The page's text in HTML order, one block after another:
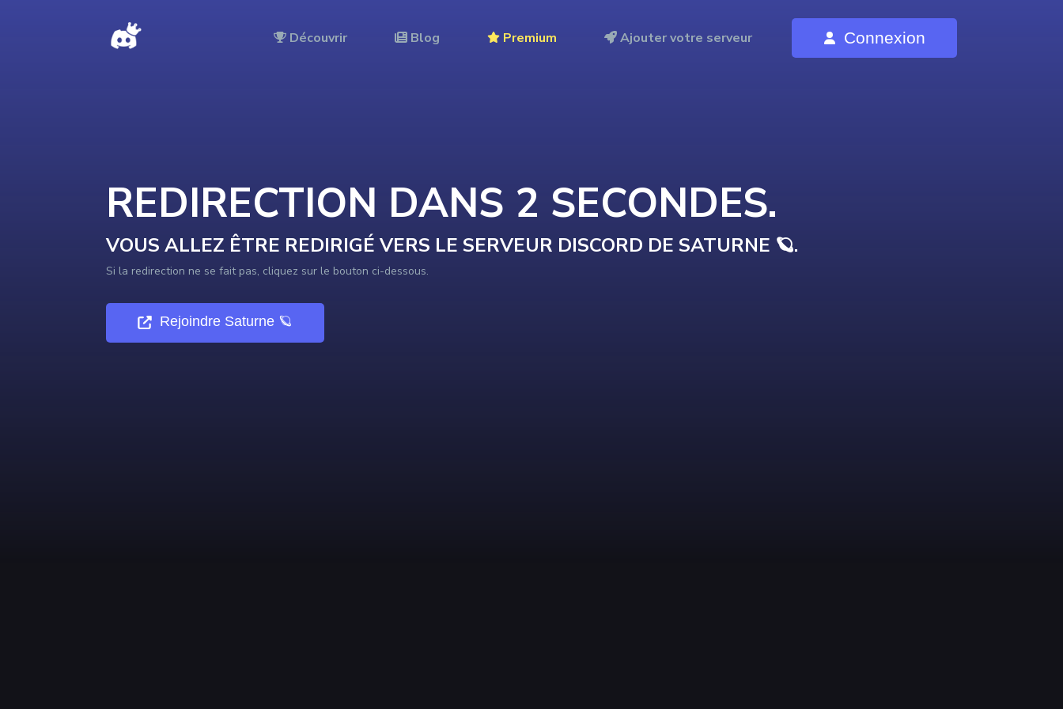
Découvrir Blog Premium Ajouter votre serveur Connexion
REDIRECTION DANS 2 SECONDES.
VOUS ALLEZ ÊTRE REDIRIGÉ VERS LE SERVEUR DISCORD DESATURNE 🪐.
Si la redirection ne se fait pas, cliquez sur le bouton ci-dessous.
Rejoindre Saturne 🪐